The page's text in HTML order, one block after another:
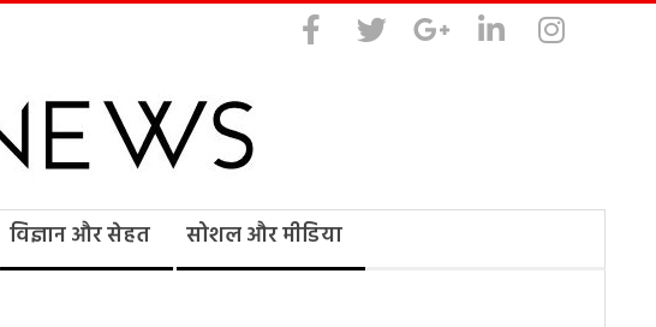
विज्ञान और सेहत सोशल और मीडिया